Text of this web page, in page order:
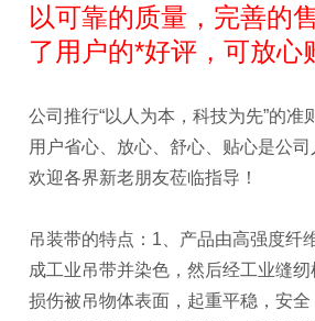
以可靠的质量，完善的
了用户的*好评，可放心
公司推行“以人为本，科技为先”的准
用户省心、放心、舒心、贴心是公司
欢迎各界新老朋友莅临指导！
吊装带的特点：1、产品由高强度纤
成工业吊带并染色，然后经工业缝
损伤被吊物体表面，起重平稳，安